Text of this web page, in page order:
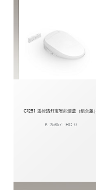
C³251 遥控清舒宝智能便盖（组合版）
K-25657T-HC-0